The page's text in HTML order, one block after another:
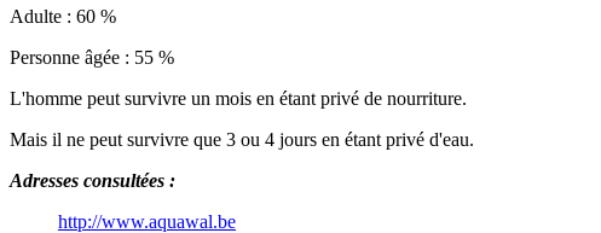
Adulte : 60 %
Personne âgée : 55 %
L'homme peut survivre un mois en étant privé de nourriture.
Mais il ne peut survivre que 3 ou 4 jours en étant privé d'eau.
Adresses consultées :
http://www.aquawal.be